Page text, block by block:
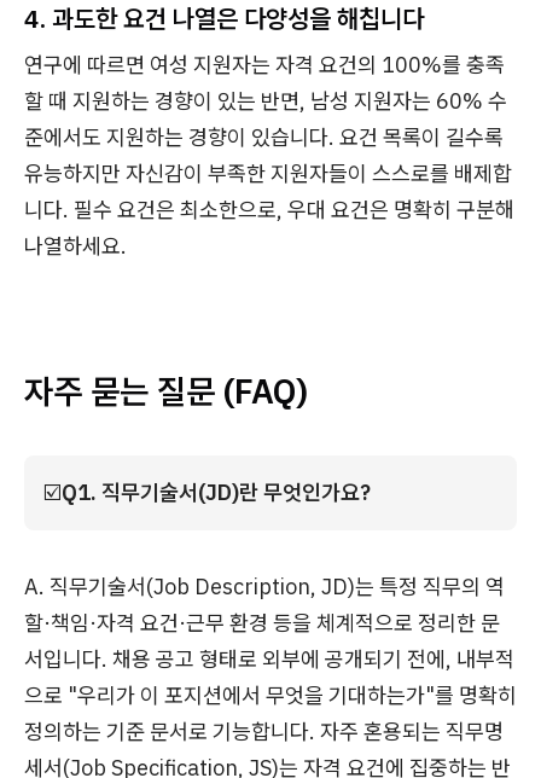
4. 과도한 요건 나열은 다양성을 해칩니다
연구에 따르면 여성 지원자는 자격 요건의 100%를 충족
할 때 지원하는 경향이 있는 반면, 남성 지원자는 60% 수
준에서도 지원하는 경향이 있습니다. 요건 목록이 길수록
유능하지만 자신감이 부족한 지원자들이 스스로를 배제합
니다. 필수 요건은 최소한으로, 우대 요건은 명확히 구분해
나열하세요.
자주 묻는 질문 (FAQ)
☑️Q1. 직무기술서(JD)란 무엇인가요?
A. 직무기술서(Job Description, JD)는 특정 직무의 역
할·책임·자격 요건·근무 환경 등을 체계적으로 정리한 문
서입니다. 채용 공고 형태로 외부에 공개되기 전에, 내부적
으로 "우리가 이 포지션에서 무엇을 기대하는가"를 명확히
정의하는 기준 문서로 기능합니다. 자주 혼용되는 직무명
세서(Job Specification, JS)는 자격 요건에 집중하는 반